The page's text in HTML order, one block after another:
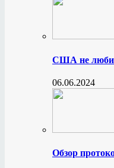
США не
06.06.2024
Обзор